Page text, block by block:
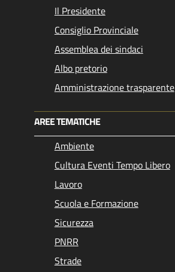
Il Presidente
Consiglio Provinciale
Assemblea dei sindaci
Albo pretorio
Amministrazione trasparente
AREE TEMATICHE
Ambiente
Cultura Eventi Tempo Libero
Lavoro
Scuola e Formazione
Sicurezza
PNRR
Strade